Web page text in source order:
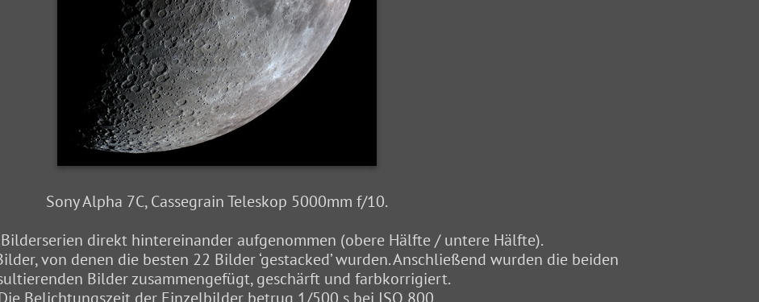
Sony Alpha 7C, Cassegrain Teleskop 5000mm f/10.
direkt hintereinander aufgenommen (obere Hälfte / untere Hälfte).
von denen die besten 22 Bilder ‘gestacked’ wurden. Anschließend wurden die beiden
Bilder zusammengefügt, geschärft und farbkorrigiert.